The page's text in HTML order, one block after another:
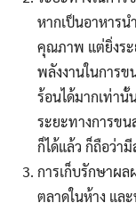
Search
for:
หากเป็นอาหารน
คุณภาพ แต่ยิ่งระ
พลังงานในการข
ร้อนได้มากเท่า
ระยะทางการขน
ก็ได้แล้ว ก็ถือว่า
การเก็บรักษาผ
ตลาดในห้าง แล